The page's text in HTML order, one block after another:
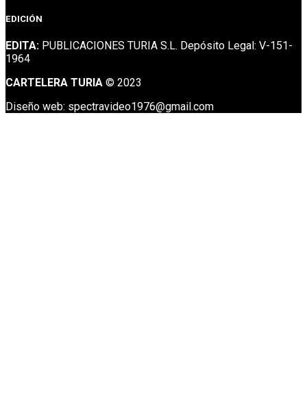
EDICIÓN
EDITA: PUBLICACIONES TURIA S.L. Depósito Legal: V-151-
1964
CARTELERA TURIA © 2023
Diseño web: spectravideo1976@gmail.com